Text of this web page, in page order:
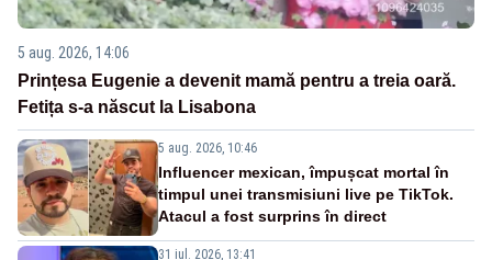
5 aug. 2026, 14:06
Prințesa Eugenie a devenit mamă pentru a treia oară.
Fetița s-a născut la Lisabona
5 aug. 2026, 10:46
Influencer mexican, împușcat mortal în
timpul unei transmisiuni live pe TikTok.
Atacul a fost surprins în direct
31 iul. 2026, 13:41